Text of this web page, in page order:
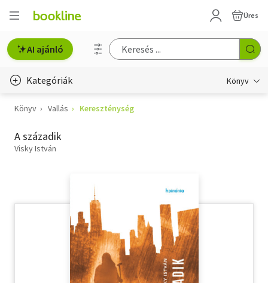
Üres
AI ajánló
Kategóriák Könyv
Életmód, egészség
Erotika
Könyv Vallás Kereszténység
A századik
Visky István